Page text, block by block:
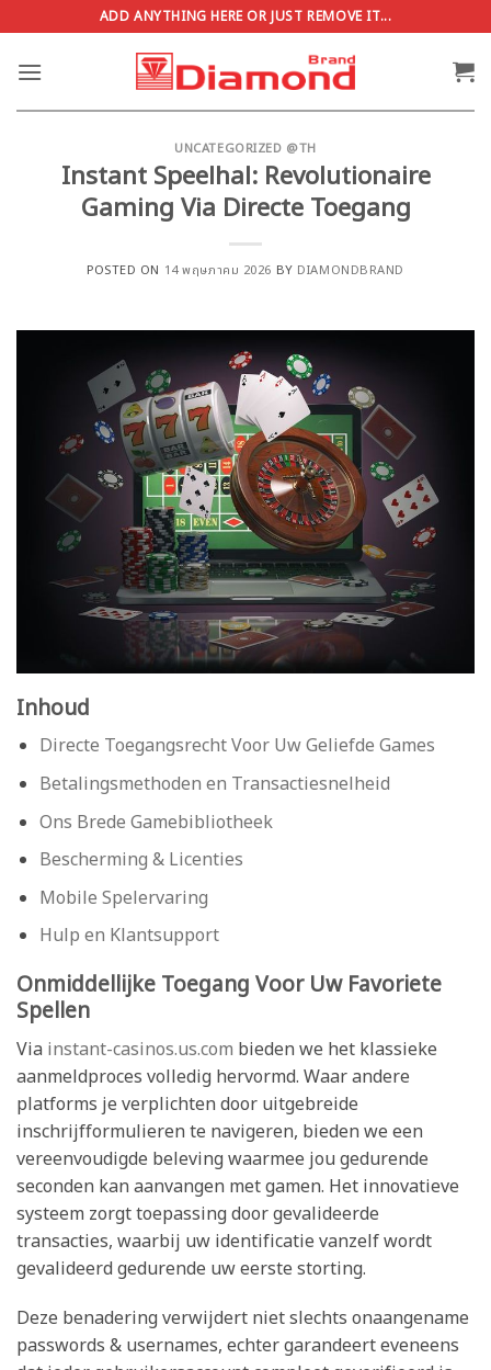
ไป
ADD ANYTHING HERE OR JUST REMOVE IT...
UNCATEGORIZED @TH
Instant Speelhal: Revolutionaire
Gaming Via Directe Toegang
POSTED ON 14 พฤษภาคม 2026 BY DIAMONDBRAND
Inhoud
Directe Toegangsrecht Voor Uw Geliefde Games
Betalingsmethoden en Transactiesnelheid
Ons Brede Gamebibliotheek
Bescherming & Licenties
Mobile Spelervaring
Hulp en Klantsupport
Onmiddellijke Toegang Voor Uw Favoriete
Spellen
Via instant-casinos.us.com bieden we het klassieke
aanmeldproces volledig hervormd. Waar andere
platforms je verplichten door uitgebreide
inschrijfformulieren te navigeren, bieden we een
vereenvoudigde beleving waarmee jou gedurende
seconden kan aanvangen met gamen. Het innovatieve
systeem zorgt toepassing door gevalideerde
transacties, waarbij uw identificatie vanzelf wordt
gevalideerd gedurende uw eerste storting.
Deze benadering verwijdert niet slechts onaangename
passwords & usernames, echter garandeert eveneens